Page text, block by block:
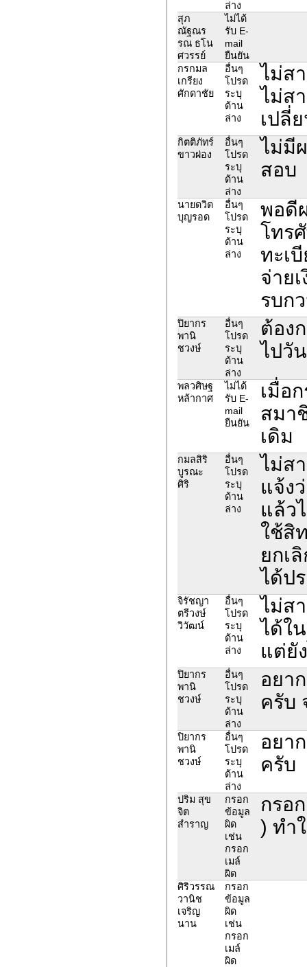
ล่าง
สุภ
ณัฐณร
รณ ธโน
ศวรรย์
ไม่ได้
รับ E-
mail
ยืนยัน
กรกมล
เกรียง
ศักดาชัย
อื่นๆ
โปรด
ระบุ
ด้าน
ล่าง
ไม่ส
ไม่ส
เปลี่
กิตติภัทร์
ขาวผ่อง
อื่นๆ
โปรด
ระบุ
ด้าน
ล่าง
ไม่มี
สอบ
นายดวิต
บุญรอด
อื่นๆ
โปรด
ระบุ
ด้าน
ล่าง
พอดี
โทร
ทะเ
จ่าย
รบก
ปิยากร
พานิ
ชวงษ์
อื่นๆ
โปรด
ระบุ
ด้าน
ล่าง
ต้อง
ไปวั
พลวศิษฐ
หล้ากาศ
ไม่ได้
รับ E-
mail
ยืนยัน
เมื่อ
สมา
เดิม
กมลสิริ
บูรณะ
ศิริ
อื่นๆ
โปรด
ระบุ
ด้าน
ล่าง
ไม่ส
แจ้ง
แล้ว
ใช้สิ
ยกเ
ได้ป
จิรัชญา
ตรีวงษ์
วิวัฒน์
อื่นๆ
โปรด
ระบุ
ด้าน
ล่าง
ไม่ส
ได้ใ
แต่ยั
ปิยากร
พานิ
ชวงษ์
อื่นๆ
โปรด
ระบุ
ด้าน
ล่าง
อยา
ครับ
ปิยากร
พานิ
ชวงษ์
อื่นๆ
โปรด
ระบุ
ด้าน
ล่าง
อยา
ครับ
ปริม สุข
จิต
สำราญ
กรอก
ข้อมูล
ผิด
เช่น
กรอก
เมล์
ผิด
กรอ
) ทำ
ศิริวรรณ
วานิช
เจริญ
นาน
กรอก
ข้อมูล
ผิด
เช่น
กรอก
เมล์
ผิด